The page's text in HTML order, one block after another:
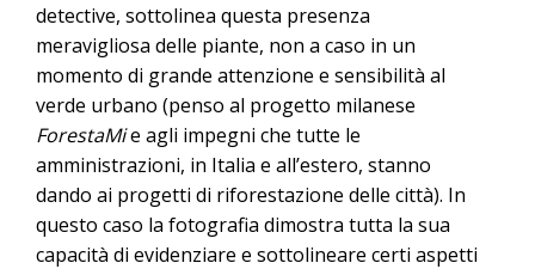
detective, sottolinea questa presenza
meravigliosa delle piante, non a caso in un
momento di grande attenzione e sensibilità al
verde urbano (penso al progetto milanese
ForestaMie agli impegni che tutte le
amministrazioni, in Italia e all’estero, stanno
dando ai progetti di riforestazione delle città). In
questo caso la fotografia dimostra tutta la sua
capacità di evidenziare e sottolineare certi aspetti